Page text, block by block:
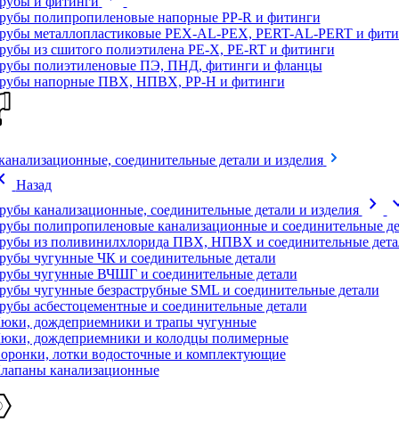
полипропиленовые напорные PP-R и фитинги
металлопластиковые PEX-AL-PEX, PERT-AL-PERT и
из сшитого полиэтилена PE-X, PE-RT и фитинги
полиэтиленовые ПЭ, ПНД, фитинги и фланцы
напорные ПВХ, НПВХ, PP-H и фитинги
соединительные детали и изделия
Назад
канализационные, соединительные детали и изделия
chevron_right
полипропиленовые канализационные и соединительные
из поливинилхлорида ПВХ, НПВХ и соединительные
чугунные ЧК и соединительные детали
чугунные ВЧШГ и соединительные детали
чугунные безраструбные SML и соединительные детали
асбестоцементные и соединительные детали
дождеприемники и трапы чугунные
дождеприемники и колодцы полимерные
лотки водосточные и комплектующие
канализационные